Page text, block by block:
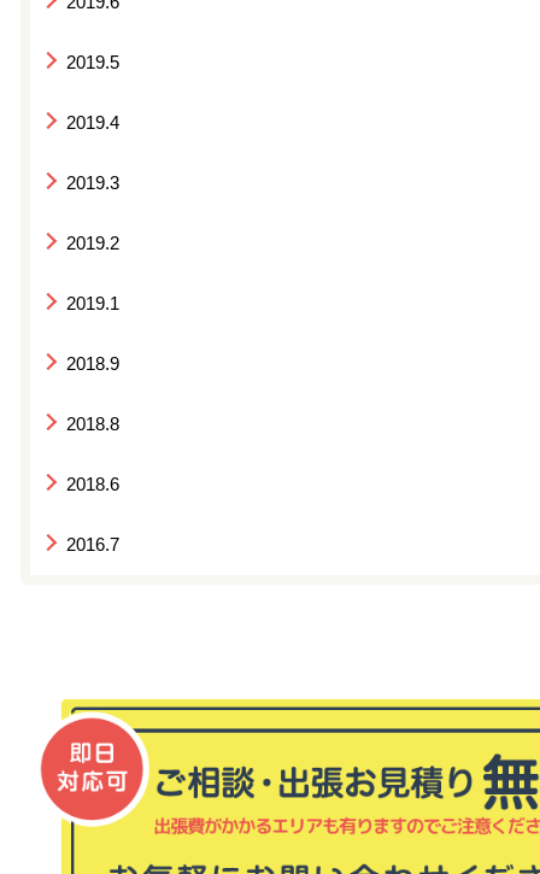
2019.5
2019.4
2019.3
2019.2
2019.1
2018.9
2018.8
2018.6
2016.7